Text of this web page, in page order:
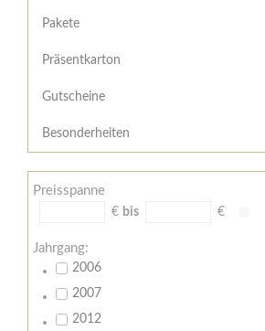
/
Widerrufsformular
AGB
Zahlungsbedingungen
Meine
Pakete
Präsentkarton
Gutscheine
Besonderheiten
Preisspanne
€ bis €
Jahrgang:
2006
2007
2012